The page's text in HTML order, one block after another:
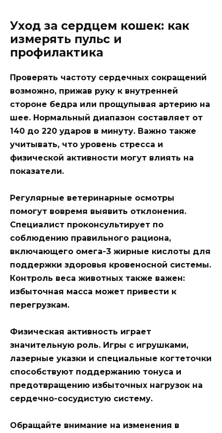
Уход за сердцем кошек: как
измерять пульс и
профилактика
Проверять частоту сердечных сокращений
возможно, прижав руку к внутренней
стороне бедра или прощупывая артерию на
шее. Нормальный диапазон составляет от
140 до 220 ударов в минуту. Важно также
учитывать, что уровень стресса и
физической активности могут влиять на
показатели.
Регулярные ветеринарные осмотры
помогут вовремя выявить отклонения.
Специалист проконсультирует по
соблюдению правильного рациона,
включающего омега-3 жирные кислоты для
поддержки здоровья кровеносной системы.
Контроль веса животных также важен:
избыточная масса может привести к
перегрузкам.
Физическая активность играет
значительную роль. Игры с игрушками,
лазерные указки и специальные когтеточки
способствуют поддержанию тонуса и
предотвращению избыточных нагрузок на
сердечно-сосудистую систему.
Обращайте внимание на изменения в